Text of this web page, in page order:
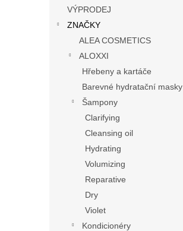
VÝPRODEJ
ZNAČKY
ALEA COSMETICS
ALOXXI
Hřebeny a kartáče
Barevné hydratační masky
Šampony
Clarifying
Cleansing oil
Hydrating
Volumizing
Reparative
Dry
Violet
Kondicionéry